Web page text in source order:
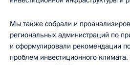
Мы также собрали и
региональных администраций по
и сформулировали рекомендации
проблем инвестиционного